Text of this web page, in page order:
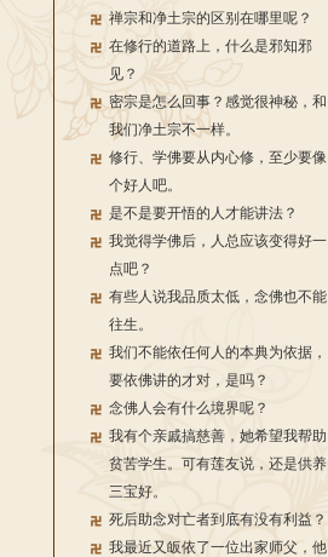
禅宗和净土宗的区别在哪里呢？
在修行的道路上，什么是邪知邪
见？
密宗是怎么回事？感觉很神秘，和
我们净土宗不一样。
修行、学佛要从内心修，至少要像
个好人吧。
是不是要开悟的人才能讲法？
我觉得学佛后，人总应该变得好一
点吧？
有些人说我品质太低，念佛也不能
往生。
我们不能依任何人的本典为依据，
要依佛讲的才对，是吗？
念佛人会有什么境界呢？
我有个亲戚搞慈善，她希望我帮助
贫苦学生。可有莲友说，还是供养
三宝好。
死后助念对亡者到底有没有利益？
我最近又皈依了一位出家师父，他